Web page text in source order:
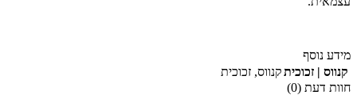
מידע נוסף
קנווס | זכוכיתקנווס, זכוכית
חוות דעת (0)